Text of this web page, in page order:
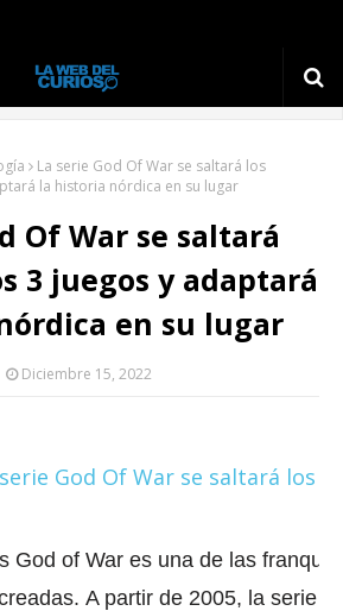
La serie God Of War se saltará los
la historia nórdica en su lugar
Of War se saltará
3 juegos y adaptará
en su lugar
Diciembre 15, 2022
God of War es una de las
A partir de 2005, la serie